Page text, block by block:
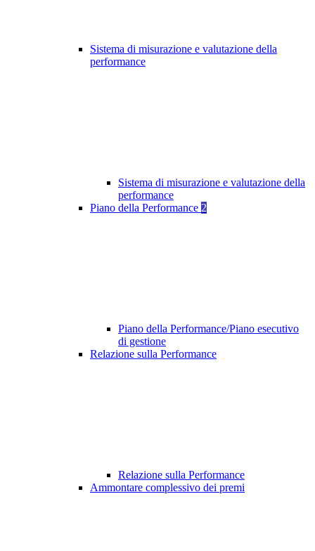
Sistema di misurazione e valutazione della
performance
Sistema di misurazione e valutazione della
performance
Piano della Performance 2
Piano della Performance/Piano esecutivo
di gestione
Relazione sulla Performance
Relazione sulla Performance
Ammontare complessivo dei premi